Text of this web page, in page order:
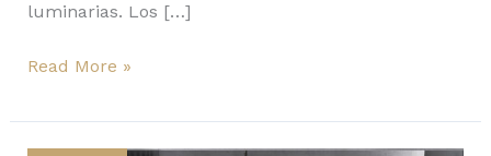
luminarias. Los […]
Read More »